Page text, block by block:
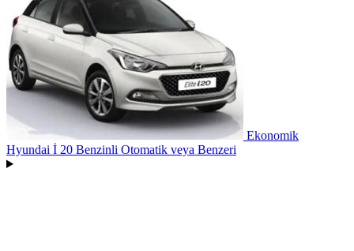
Ekonomik
Hyundai İ 20 Benzinli Otomatik veya Benzeri